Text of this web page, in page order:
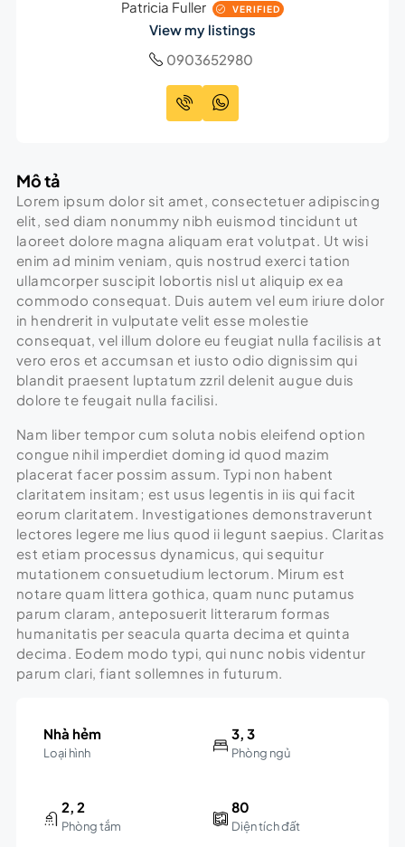
Patricia Fuller VERIFIED
View my listings
0903652980
Mô tả
Lorem ipsum dolor sit amet, consectetuer adipiscing
elit, sed diam nonummy nibh euismod tincidunt ut
laoreet dolore magna aliquam erat volutpat. Ut wisi
enim ad minim veniam, quis nostrud exerci tation
ullamcorper suscipit lobortis nisl ut aliquip ex ea
commodo consequat. Duis autem vel eum iriure dolor
in hendrerit in vulputate velit esse molestie
consequat, vel illum dolore eu feugiat nulla facilisis at
vero eros et accumsan et iusto odio dignissim qui
blandit praesent luptatum zzril delenit augue duis
dolore te feugait nulla facilisi.
Nam liber tempor cum soluta nobis eleifend option
congue nihil imperdiet doming id quod mazim
placerat facer possim assum. Typi non habent
claritatem insitam; est usus legentis in iis qui facit
eorum claritatem. Investigationes demonstraverunt
lectores legere me lius quod ii legunt saepius. Claritas
est etiam processus dynamicus, qui sequitur
mutationem consuetudium lectorum. Mirum est
notare quam littera gothica, quam nunc putamus
parum claram, anteposuerit litterarum formas
humanitatis per seacula quarta decima et quinta
decima. Eodem modo typi, qui nunc nobis videntur
parum clari, fiant sollemnes in futurum.
Nhà hẻm
Loại hình
3, 3
Phòng ngủ
2, 2
Phòng tắm
80
Diện tích đất